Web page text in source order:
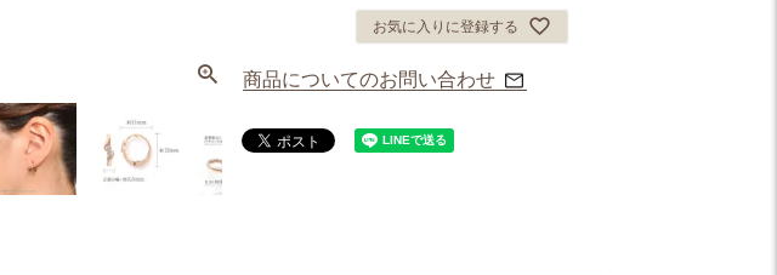
お気に入りに登録する
商品についてのお問い合わせ